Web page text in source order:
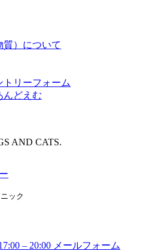
質）について
リーフォーム
んどえむ
ック
– 20:00 メールフォーム